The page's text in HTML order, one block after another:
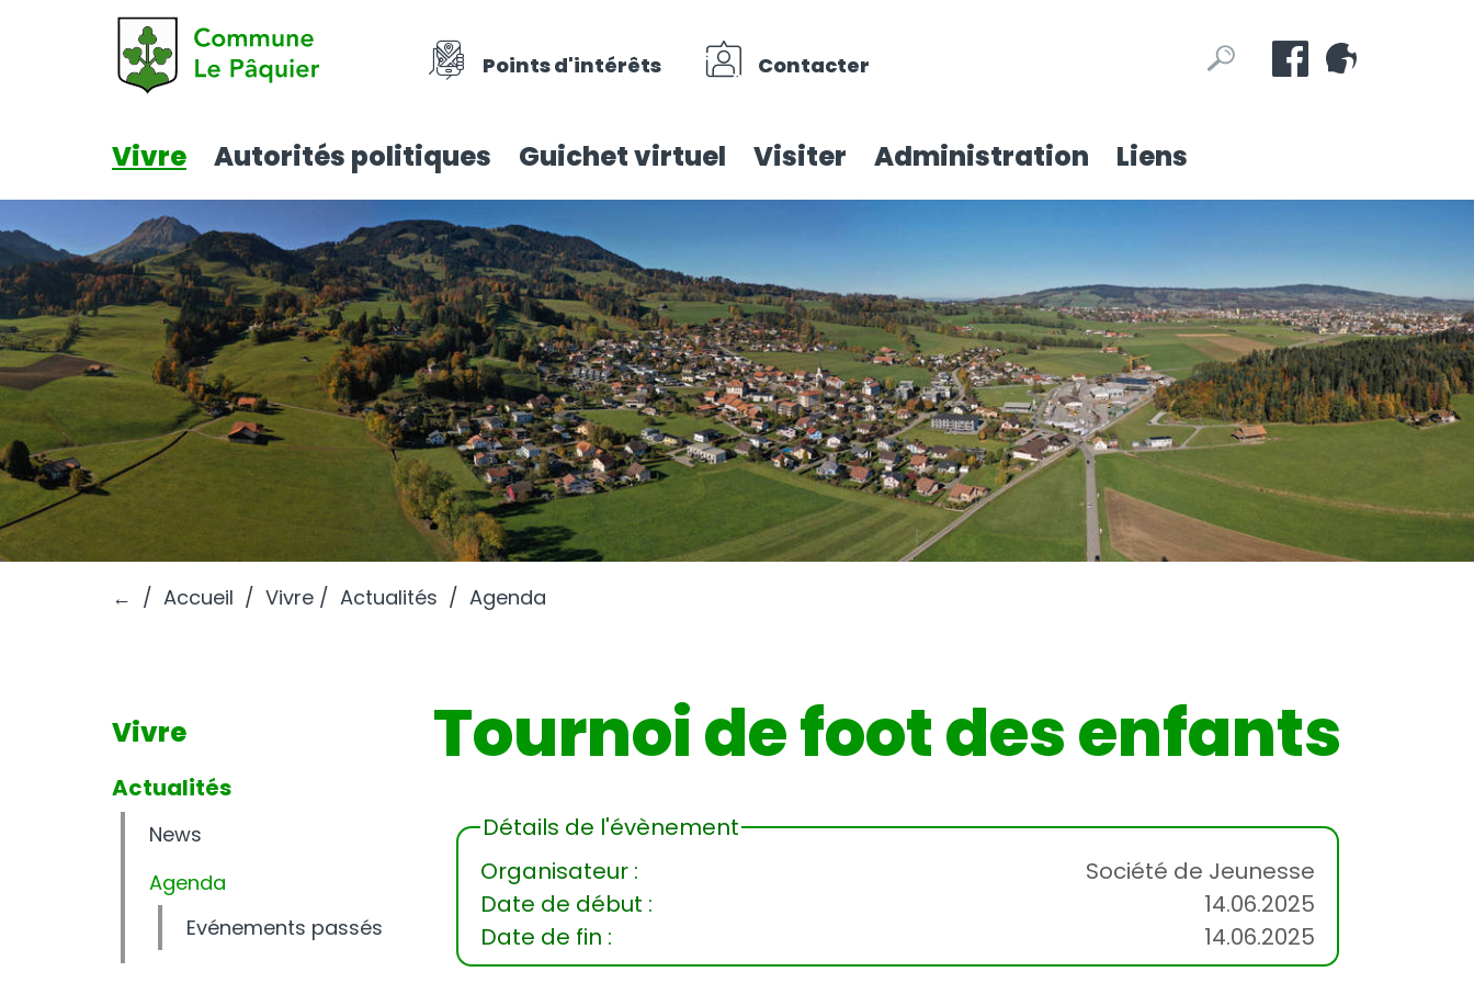
Points d'intérêts Contacter
Mots
clésRechercher
Vivre Autorités politiques Guichet virtuel Visiter Administration Liens
← Accueil Vivre Actualités Agenda
Vivre
Actualités
News
Agenda
Evénements passés
Tournoi de foot des enfants
Détails de l'évènement
Organisateur :
Société de Jeunesse
Date de début :
14.06.2025
Date de fin :
14.06.2025